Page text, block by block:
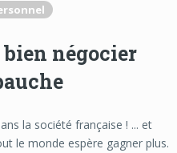
négocier
la société française ! ... et
le monde espère gagner plus.